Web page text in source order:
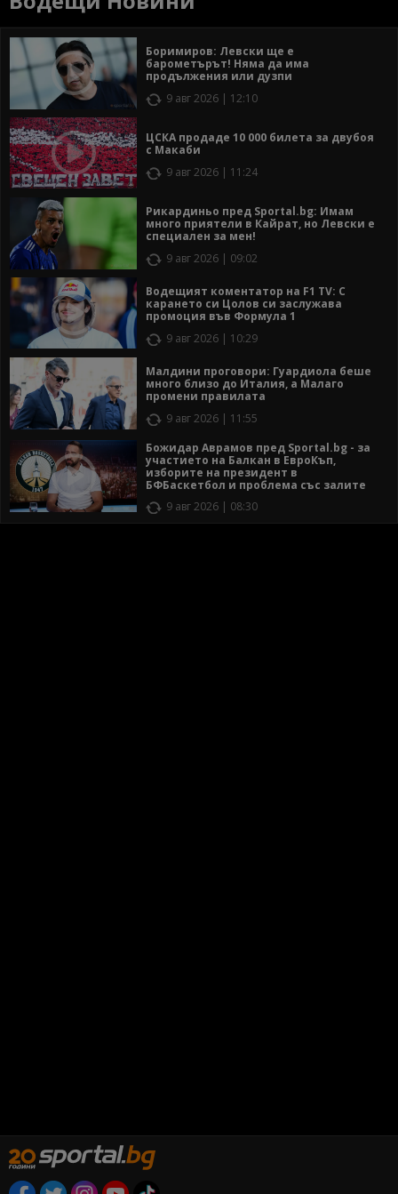
Боримиров: Левски ще е
барометърът! Няма да има
продължения или дузпи
9 авг 2026 | 12:10
ЦСКА продаде 10 000 билета за двубоя
с Макаби
9 авг 2026 | 11:24
Рикардиньо пред Sportal.bg: Имам
много приятели в Кайрат, но Левски е
специален за мен!
9 авг 2026 | 09:02
Водещият коментатор на F1 TV: С
карането си Цолов си заслужава
промоция във Формула 1
9 авг 2026 | 10:29
Малдини проговори: Гуардиола беше
много близо до Италия, а Малаго
промени правилата
9 авг 2026 | 11:55
Божидар Аврамов пред Sportal.bg - за
участието на Балкан в ЕвроКъп,
изборите на президент в
БФБаскетбол и проблема със залите
9 авг 2026 | 08:30